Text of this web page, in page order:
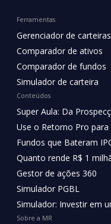
Ferramentas
Gerenciador de carteiras
Comparador de ativos
Comparador de fundos
Simulador de carteira
Conteúdos
Super Aula: Da
Use o Retorno Pro
Fundos que Bateram
Quanto rende R$ 1
Gestor de ações 360
Simulador PGBL
Simulador: Investir em
Sobre a MR